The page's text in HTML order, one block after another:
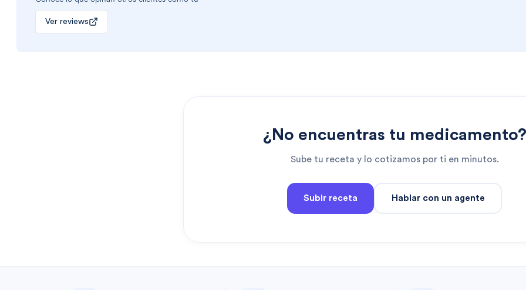
Ver reviews
¿No encuentras tu medicamento?
Sube tu receta y lo cotizamos por ti en minutos.
Subir receta Hablar con un agente